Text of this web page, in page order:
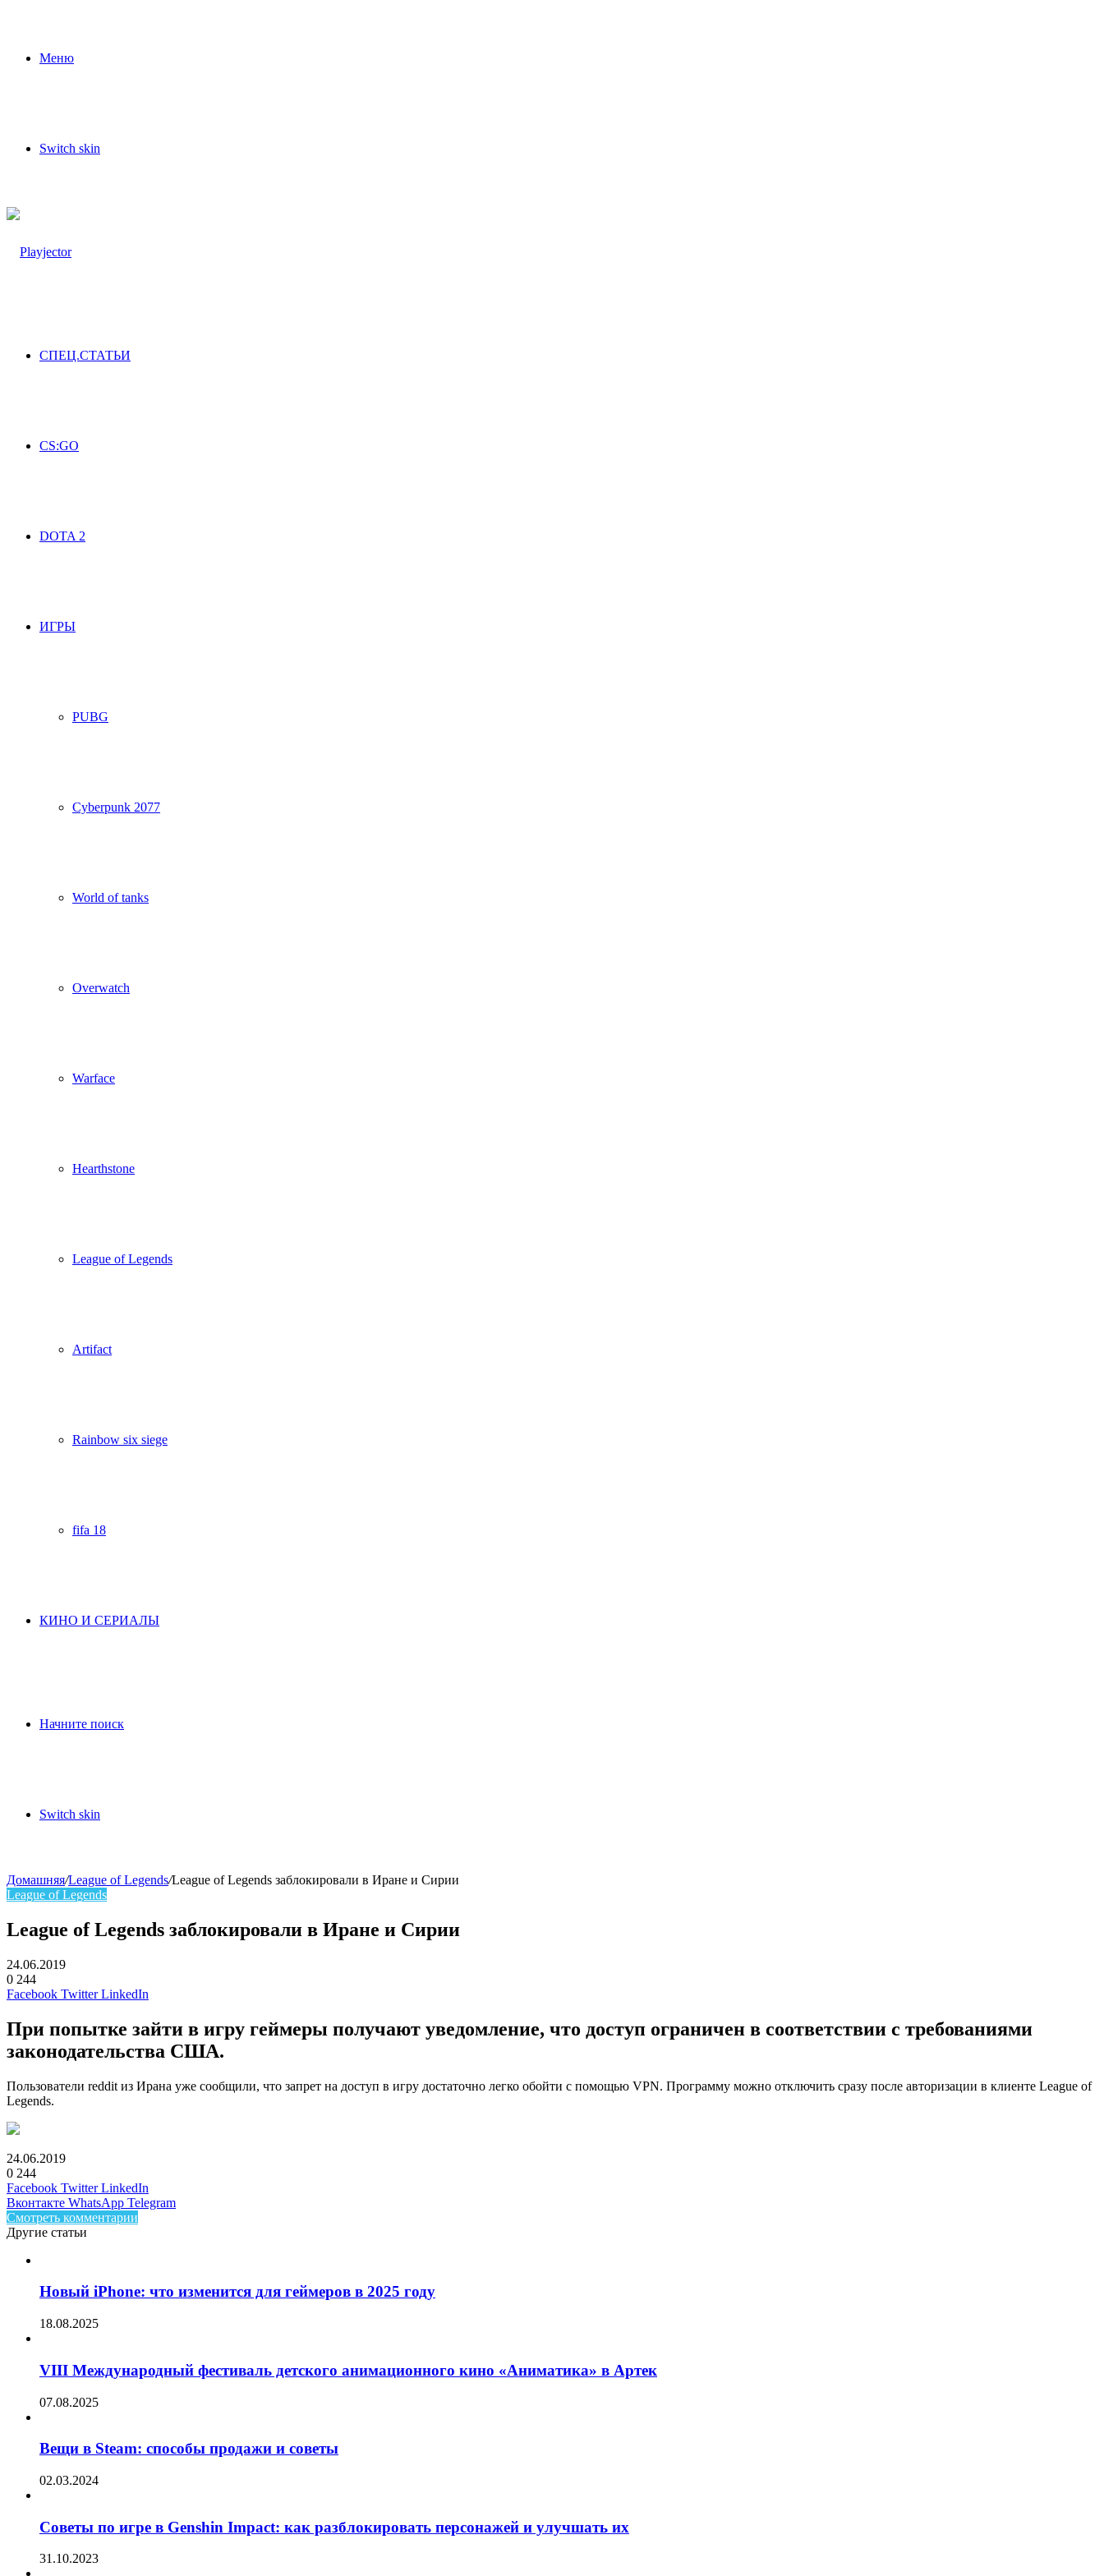
Меню
Switch skin
СПЕЦ.СТАТЬИ
CS:GO
DOTA 2
ИГРЫ
PUBG
Cyberpunk 2077
World of tanks
Overwatch
Warface
Hearthstone
League of Legends
Artifact
Rainbow six siege
fifa 18
КИНО И СЕРИАЛЫ
Начните поиск
Switch skin
Домашняя/League of Legends/League of Legends заблокировали в Иране и Сирии
League of Legends
League of Legends заблокировали в Иране и Сирии
24.06.2019
0 244
Facebook Twitter LinkedIn
При попытке зайти в игру геймеры получают уведомление, что доступ ограничен в соответствии с требованиями
законодательства США.
Пользователи reddit из Ирана уже сообщили, что запрет на доступ в игру достаточно легко обойти с помощью VPN. Программу можно отключить сразу после авторизации в клиенте League of
Legends.
24.06.2019
0 244
Facebook Twitter LinkedIn
Вконтакте WhatsApp Telegram
Смотреть комментарии
Другие статьи
Новый iPhone: что изменится для геймеров в 2025 году
18.08.2025
VIII Международный фестиваль детского анимационного кино «Аниматика» в Артек
07.08.2025
Вещи в Steam: способы продажи и советы
02.03.2024
Советы по игре в Genshin Impact: как разблокировать персонажей и улучшать их
31.10.2023